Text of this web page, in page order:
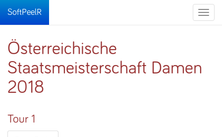
Toggle
SoftPeelR
Österreichische
Staatsmeisterschaft Damen
2018
Tour 1